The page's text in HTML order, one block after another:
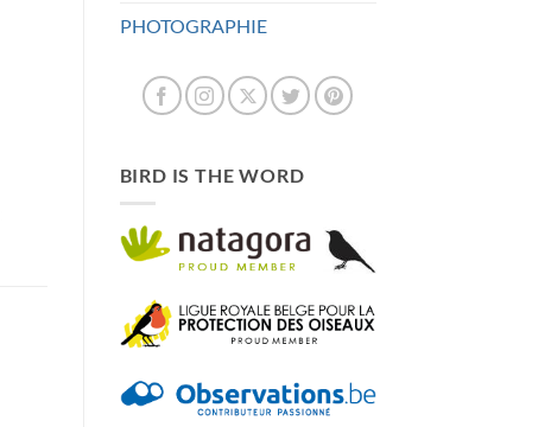
PHOTOGRAPHIE
BIRD IS THE WORD